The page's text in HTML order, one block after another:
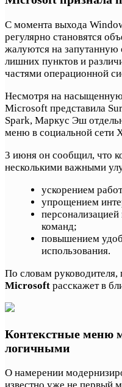
С момента выхода
регулярно становятся
жалуются на запутанную
лишних пунктов и
частями операционной
Несмотря на
Microsoft представила
Spark, Маркус Эш
меню в социальной сети
3 июня он сообщил, что
несколькими важными
ускорением
упрощением
команд;
повышением
использования.
По словам
Microsoft расскажет в
Контекстные меню
логичными
О намерении